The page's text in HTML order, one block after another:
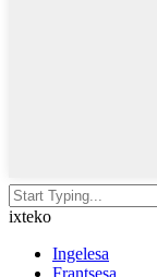
ixteko
Ingelesa
Frantsesa